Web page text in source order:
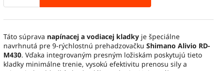
Táto súprava napínacej a vodiacej kladky je špeciálne
navrhnutá pre 9-rýchlostnú prehadzovačku Shimano Alivio RD-
M430. Vďaka integrovaným presným ložiskám poskytujú tieto
kladky minimálne trenie, vysokú efektivitu prenosu sily a